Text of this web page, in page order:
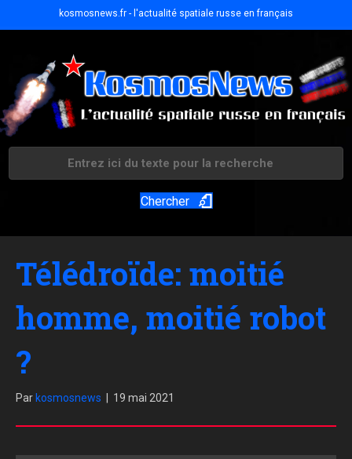
kosmosnews.fr - l'actualité spatiale russe en français
Chercher
Télédroïde: moitié
homme, moitié robot
?
Par kosmosnews 19 mai 2021